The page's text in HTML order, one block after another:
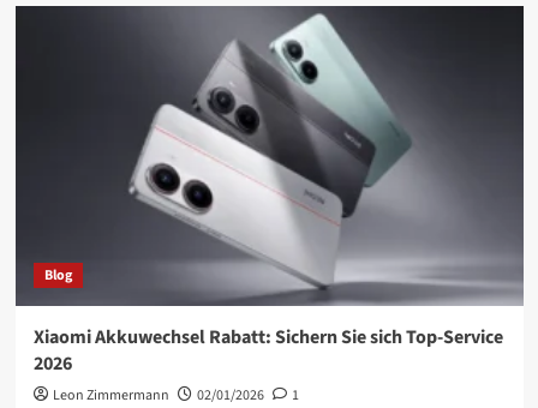
Blog
Xiaomi Akkuwechsel Rabatt: Sichern Sie sich Top-Service
2026
Leon Zimmermann 02/01/2026 1